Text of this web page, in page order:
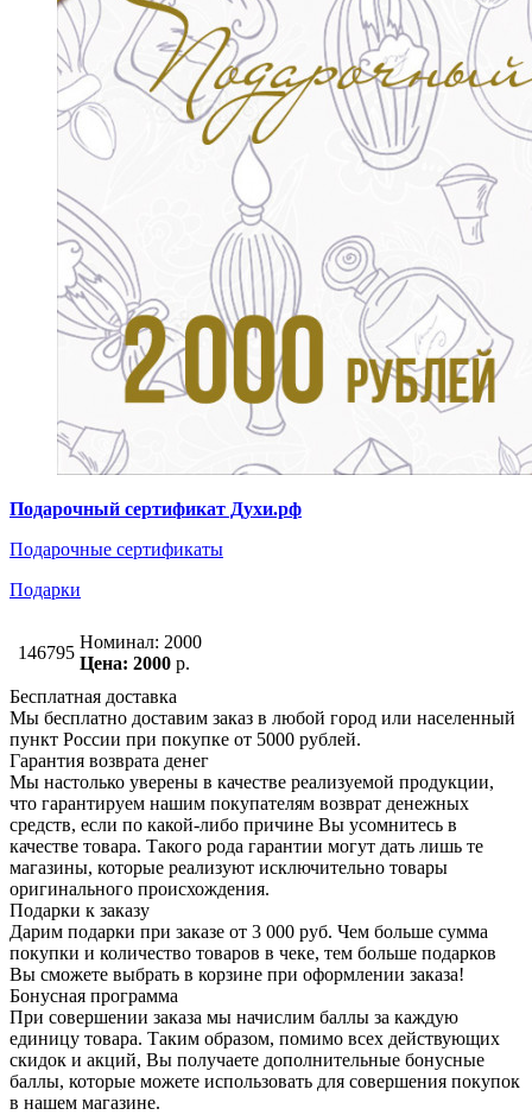
Подарочный сертификат Духи.рф
Подарочные сертификаты
Подарки
146795
Номинал: 2000
Цена: 2000 р.
Бесплатная доставка
Мы бесплатно доставим заказ в любой город или населенный
пункт России при покупке от 5000 рублей.
Гарантия возврата денег
Мы настолько уверены в качестве реализуемой продукции,
что гарантируем нашим покупателям возврат денежных
средств, если по какой-либо причине Вы усомнитесь в
качестве товара. Такого рода гарантии могут дать лишь те
магазины, которые реализуют исключительно товары
оригинального происхождения.
Подарки к заказу
Дарим подарки при заказе от 3 000 руб. Чем больше сумма
покупки и количество товаров в чеке, тем больше подарков
Вы сможете выбрать в корзине при оформлении заказа!
Бонусная программа
При совершении заказа мы начислим баллы за каждую
единицу товара. Таким образом, помимо всех действующих
скидок и акций, Вы получаете дополнительные бонусные
баллы, которые можете использовать для совершения покупок
в нашем магазине.